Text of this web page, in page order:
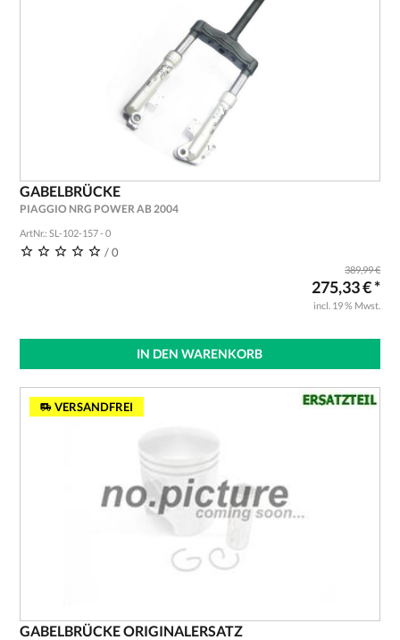
GABELBRÜCKE
PIAGGIO NRG POWER AB 2004
ArtNr.: SL-102-157 - 0
/ 0
389,99 €
275,33 € *
incl. 19 % Mwst.
IN DEN WARENKORB
VERSANDFREI
GABELBRÜCKE ORIGINALERSATZ